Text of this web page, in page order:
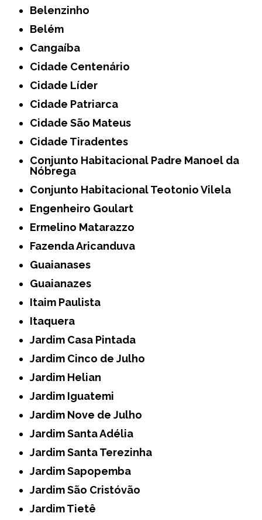
Belenzinho
Belém
Cangaíba
Cidade Centenário
Cidade Líder
Cidade Patriarca
Cidade São Mateus
Cidade Tiradentes
Conjunto Habitacional Padre Manoel da
Nóbrega
Conjunto Habitacional Teotonio Vilela
Engenheiro Goulart
Ermelino Matarazzo
Fazenda Aricanduva
Guaianases
Guaianazes
Itaim Paulista
Itaquera
Jardim Casa Pintada
Jardim Cinco de Julho
Jardim Helian
Jardim Iguatemi
Jardim Nove de Julho
Jardim Santa Adélia
Jardim Santa Terezinha
Jardim Sapopemba
Jardim São Cristóvão
Jardim Tietê